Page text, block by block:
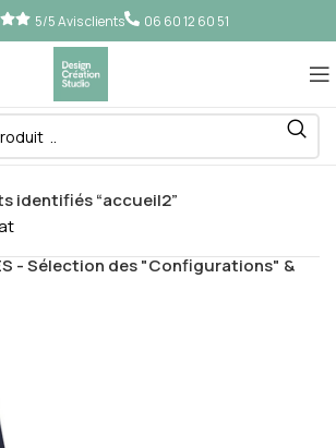
5/5 Avis clients 06 60 12 60 51
identifiés “accueil2”
- Sélection des "Configurations" &